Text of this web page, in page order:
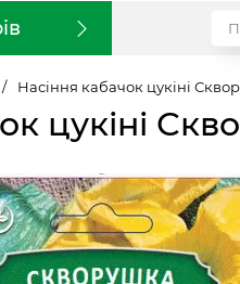
/ Насіння кабачок цукіні
цукіні